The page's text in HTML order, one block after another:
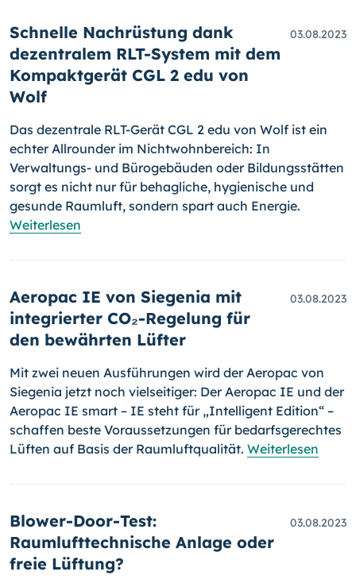
Schnelle Nachrüstung dank
dezentralem RLT-System mit dem
Kompaktgerät CGL 2 edu von
Wolf
03.08.2023
Das dezentrale RLT-Gerät CGL 2 edu von Wolf ist ein
echter Allrounder im Nichtwohnbereich: In
Verwaltungs- und Bürogebäuden oder Bildungsstätten
sorgt es nicht nur für behagliche, hygienische und
gesunde Raumluft, sondern spart auch Energie.
Weiterlesen
Aeropac IE von Siegenia mit
integrierter CO₂-Regelung für
den bewährten Lüfter
03.08.2023
Mit zwei neuen Ausführungen wird der Aeropac von
Siegenia jetzt noch vielseitiger: Der Aeropac IE und der
Aeropac IE smart – IE steht für „Intelligent Edition“ –
schaffen beste Voraussetzungen für bedarfsgerechtes
Lüften auf Basis der Raumluftqualität. Weiterlesen
Blower-Door-Test:
Raumlufttechnische Anlage oder
freie Lüftung?
03.08.2023